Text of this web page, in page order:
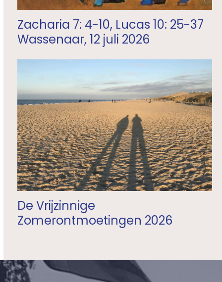
Zacharia 7: 4-10, Lucas 10: 25-37
Wassenaar, 12 juli 2026
De Vrijzinnige
Zomerontmoetingen 2026